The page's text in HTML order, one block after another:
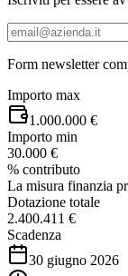
Form newsletter
Importo max
1.000.000 €
Importo min
30.000 €
% contributo
La misura finanzia
Dotazione totale
2.400.411 €
Scadenza
30 giugno 2026